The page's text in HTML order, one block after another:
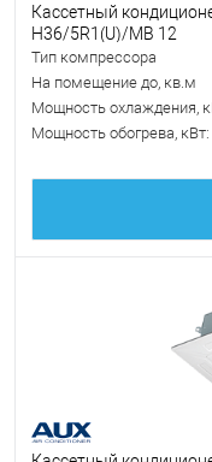
Кассетный
H36/5R1(U)/MB 12
Тип компрессора
На помещение до, кв.м
Мощность охлаждения,
Мощность обогрева, кВт: